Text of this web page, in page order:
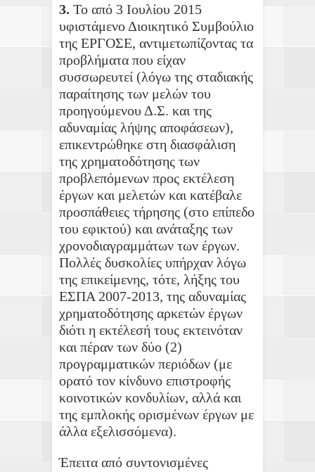
3. Το από 3 Ιουλίου 2015
υφιστάμενο Διοικητικό Συμβούλιο
της ΕΡΓΟΣΕ, αντιμετωπίζοντας τα
προβλήματα που είχαν
συσσωρευτεί (λόγω της σταδιακής
παραίτησης των μελών του
προηγούμενου Δ.Σ. και της
αδυναμίας λήψης αποφάσεων),
επικεντρώθηκε στη διασφάλιση
της χρηματοδότησης των
προβλεπόμενων προς εκτέλεση
έργων και μελετών και κατέβαλε
προσπάθειες τήρησης (στο επίπεδο
του εφικτού) και ανάταξης των
χρονοδιαγραμμάτων των έργων.
Πολλές δυσκολίες υπήρχαν λόγω
της επικείμενης, τότε, λήξης του
ΕΣΠΑ 2007-2013, της αδυναμίας
χρηματοδότησης αρκετών έργων
διότι η εκτέλεσή τους εκτεινόταν
και πέραν των δύο (2)
προγραμματικών περιόδων (με
ορατό τον κίνδυνο επιστροφής
κοινοτικών κονδυλίων, αλλά και
της εμπλοκής ορισμένων έργων με
άλλα εξελισσόμενα).
Έπειτα από συντονισμένες